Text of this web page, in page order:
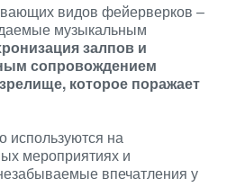
видов фейерверков –
музыкальным
залпов и
сопровождением
которое поражает
используются на
мероприятиях и
впечатления у